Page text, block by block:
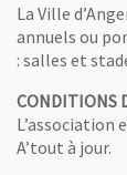
La Ville
annuels ou
: salles et
CONDITIONS
L’association
A’tout à jour.